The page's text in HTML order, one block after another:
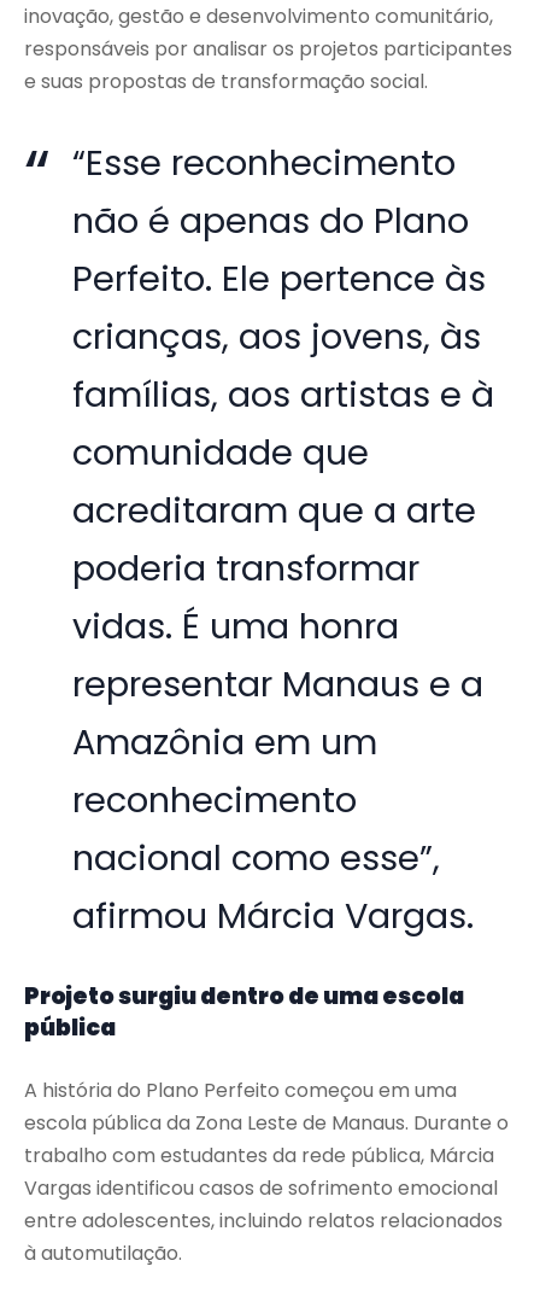
inovação, gestão e desenvolvimento comunitário,
responsáveis por analisar os projetos participantes
e suas propostas de transformação social.
“Esse reconhecimento
não é apenas do Plano
Perfeito. Ele pertence às
crianças, aos jovens, às
famílias, aos artistas e à
comunidade que
acreditaram que a arte
poderia transformar
vidas. É uma honra
representar Manaus e a
Amazônia em um
reconhecimento
nacional como esse”,
afirmou Márcia Vargas.
Projeto surgiu dentro de uma escola
pública
A história do Plano Perfeito começou em uma
escola pública da Zona Leste de Manaus. Durante o
trabalho com estudantes da rede pública, Márcia
Vargas identificou casos de sofrimento emocional
entre adolescentes, incluindo relatos relacionados
à automutilação.